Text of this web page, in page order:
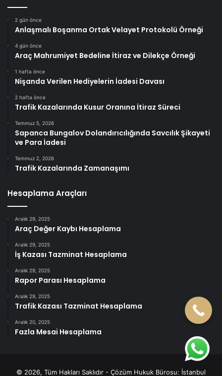
2 gün önce
Anlaşmalı Boşanma Ortak Velayet Protokolü Örneği
4 gün önce
Araç Mahrumiyet Bedeline İtiraz ve Dilekçe Örneği
1 hafta önce
Nişanda Verilen Hediyelerin İadesi Davası
2 hafta önce
Trafik Kazalarında Kusur Oranına İtiraz Süreci
Temmuz 5, 2026
Sapanca Bungalov Dolandırıcılığında Savcılık Şikayeti
ve Para İadesi
Temmuz 2, 2026
Trafik Kazalarında Zamanaşımı
Hesaplama Araçları
Aralık 29, 2025
Araç Değer Kaybı Hesaplama
Aralık 29, 2025
İş Kazası Tazminat Hesaplama
Aralık 29, 2025
Rapor Parası Hesaplama
Aralık 29, 2025
Trafik Kazası Tazminat Hesaplama
Aralık 20, 2025
Fazla Mesai Hesaplama
© 2026, Tüm Hakları Saklıdır - Çözüm Hukuk Bürosu: İstanbul